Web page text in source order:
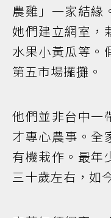
農雞」一家結緣
她們建立網室，
水果小黃瓜等。
第五市場擺攤。
他們並非台中一
才專心農事。全
有機栽作。最年
三十歲左右，如